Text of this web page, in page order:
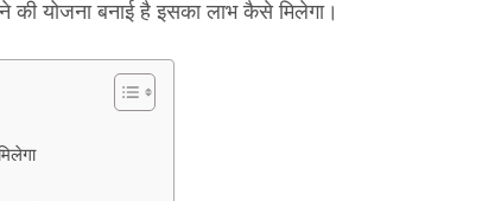
की योजना बनाई है इसका लाभ कैसे मिलेगा।